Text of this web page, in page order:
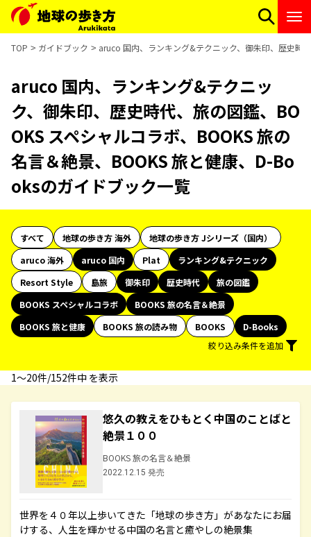
TOP ガイドブック aruco 国内、ランキング&テクニック、御朱印、歴史時
aruco 国内、ランキング&テクニッ
ク、御朱印、歴史時代、旅の図鑑、BO
OKS スペシャルコラボ、BOOKS 旅の
名言＆絶景、BOOKS 旅と健康、D-Bo
oksのガイドブック一覧
すべて 地球の歩き方 海外
地球の歩き方 Jシリーズ（国内）
aruco 海外
aruco 国内 Plat
ランキング&テクニック
Resort Style
島旅 御朱印 歴史時代
旅の図鑑
BOOKS スペシャルコラボ
BOOKS 旅の名言＆絶景
BOOKS 旅と健康
BOOKS 旅の読み物 BOOKS
D-Books
絞り込み条件を追加
1〜20件/152件中 を表示
悠久の教えをひもとく中国のことばと
絶景１００
BOOKS 旅の名言＆絶景
2022.12.15 発売
世界を４０年以上歩いてきた「地球の歩き方」があなたにお届
けする、人生を輝かせる中国の名言と癒やしの絶景集